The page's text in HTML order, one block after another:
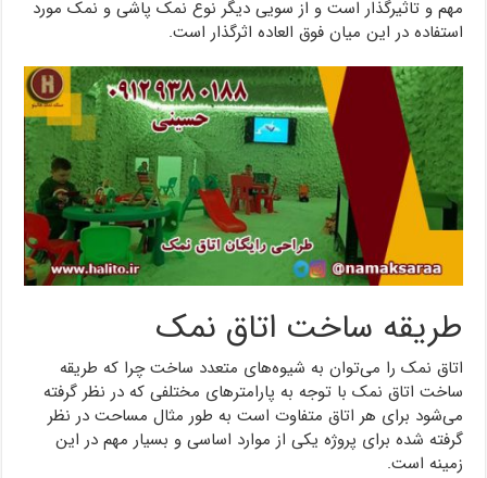
مهم و تاثیرگذار است و از سویی دیگر نوع نمک پاشی و نمک مورد
استفاده در این میان فوق العاده اثرگذار است.
طریقه ساخت اتاق نمک
اتاق نمک را می‌توان به شیوه‌های متعدد ساخت چرا که طریقه
ساخت اتاق نمک با توجه به پارامترهای مختلفی که در نظر گرفته
می‌شود برای هر اتاق متفاوت است به طور مثال مساحت در نظر
گرفته شده برای پروژه یکی از موارد اساسی و بسیار مهم در این
زمینه است.